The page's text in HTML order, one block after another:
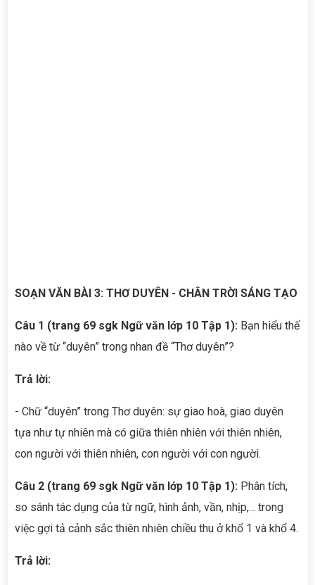
SOẠN VĂN BÀI 3: THƠ DUYÊN - CHÂN TRỜI SÁNG TẠO
Câu 1 (trang 69 sgk Ngữ văn lớp 10 Tập 1): Bạn hiểu thế
nào về từ “duyên” trong nhan đề “Thơ duyên”?
Trả lời:
- Chữ “duyên” trong Thơ duyên: sự giao hoà, giao duyên
tựa như tự nhiên mà có giữa thiên nhiên với thiên nhiên,
con người với thiên nhiên, con người với con người.
Câu 2 (trang 69 sgk Ngữ văn lớp 10 Tập 1): Phân tích,
so sánh tác dụng của từ ngữ, hình ảnh, vần, nhịp,... trong
việc gợi tả cảnh sắc thiên nhiên chiều thu ở khổ 1 và khổ 4.
Trả lời: